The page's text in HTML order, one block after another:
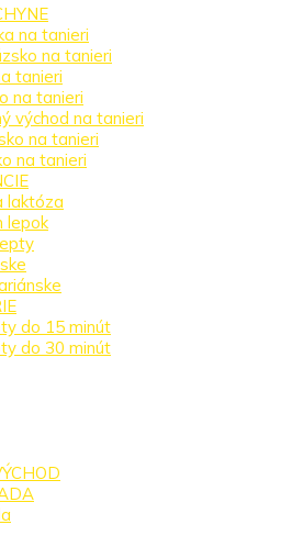
na tanieri
na tanieri
tanieri
na tanieri
východ na tanieri
na tanieri
na tanieri
laktóza
lepok
do 15 minút
do 30 minút